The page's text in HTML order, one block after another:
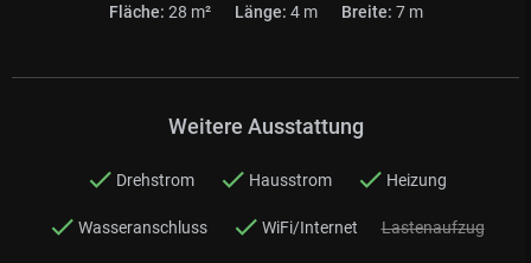
Fläche: 28 m² Länge: 4 m Breite: 7 m
Weitere Ausstattung
Drehstrom Hausstrom Heizung
Wasseranschluss WiFi/Internet Lastenaufzug